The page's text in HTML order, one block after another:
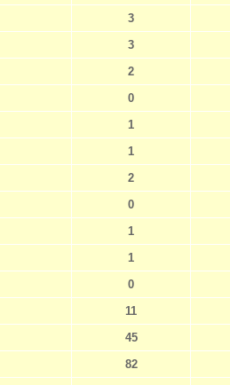
3
3
2
0
1
1
2
0
1
1
0
11
45
82